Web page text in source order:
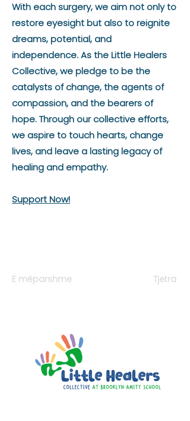
With each surgery, we aim not only to
restore eyesight but also to reignite
dreams, potential, and
independence. As the Little Healers
Collective, we pledge to be the
catalysts of change, the agents of
compassion, and the bearers of
hope. Through our collective efforts,
we aspire to touch hearts, change
lives, and leave a lasting legacy of
healing and empathy.
Support Now!
E mëparshme Tjetra